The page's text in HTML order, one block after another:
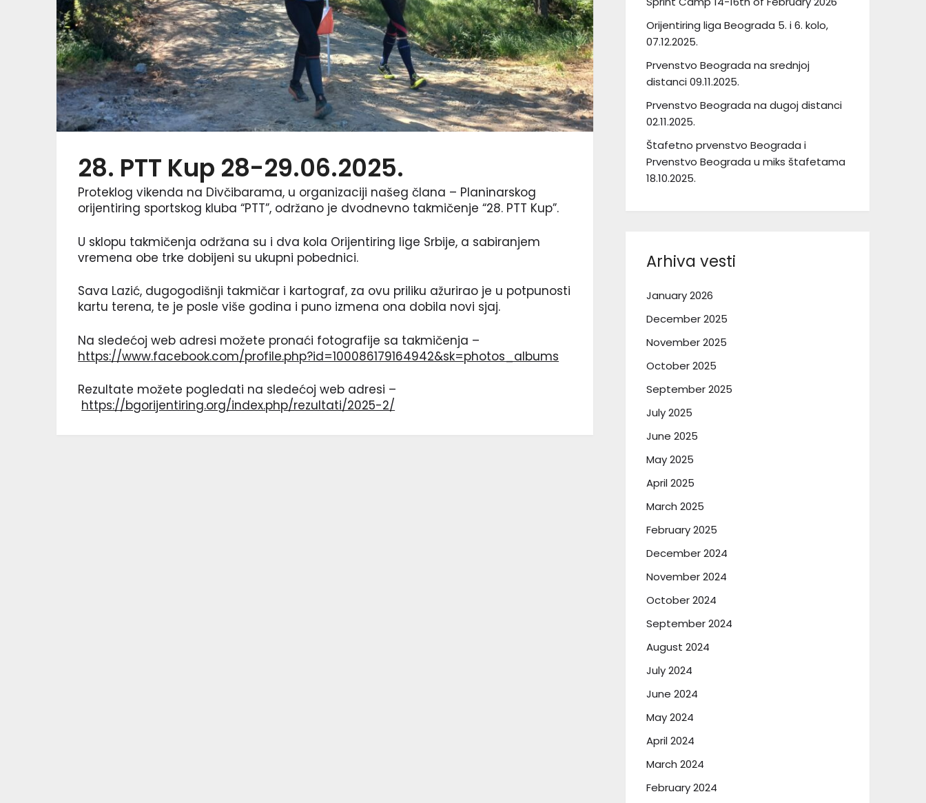
28. PTT Kup 28-29.06.2025.
Proteklog vikenda na Divčibarama, u organizaciji našeg člana – Planinarskog
orijentiring sportskog kluba “PTT”, održano je dvodnevno takmičenje “28. PTT Kup”.
U sklopu takmičenja održana su i dva kola Orijentiring lige Srbije, a sabiranjem
vremena obe trke dobijeni su ukupni pobednici.
Sava Lazić, dugogodišnji takmičar i kartograf, za ovu priliku ažurirao je u potpunosti
kartu terena, te je posle više godina i puno izmena ona dobila novi sjaj.
Na sledećoj web adresi možete pronaći fotografije sa takmičenja –
https://www.facebook.com/profile.php?id=100086179164942&sk=photos_albums
Rezultate možete pogledati na sledećoj web adresi –
https://bgorijentiring.org/index.php/rezultati/2025-2/
Orijentiring liga Beograda 5. i 6. kolo,
07.12.2025.
Prvenstvo Beograda na srednjoj
distanci 09.11.2025.
Prvenstvo Beograda na dugoj distanci
02.11.2025.
Štafetno prvenstvo Beograda i
Prvenstvo Beograda u miks štafetama
18.10.2025.
Arhiva vesti
January 2026
December 2025
November 2025
October 2025
September 2025
July 2025
June 2025
May 2025
April 2025
March 2025
February 2025
December 2024
November 2024
October 2024
September 2024
August 2024
July 2024
June 2024
May 2024
April 2024
March 2024
February 2024